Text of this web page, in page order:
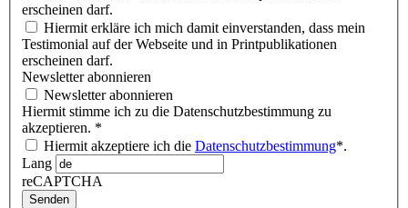
erscheinen darf.
Hiermit erkläre ich mich damit einverstanden, dass mein
Testimonial auf der Webseite und in Printpublikationen
erscheinen darf.
Newsletter abonnieren
Newsletter abonnieren
Hiermit stimme ich zu die Datenschutzbestimmung zu
akzeptieren. *
Hiermit akzeptiere ich die Datenschutzbestimmung*.
Lang
reCAPTCHA
Senden